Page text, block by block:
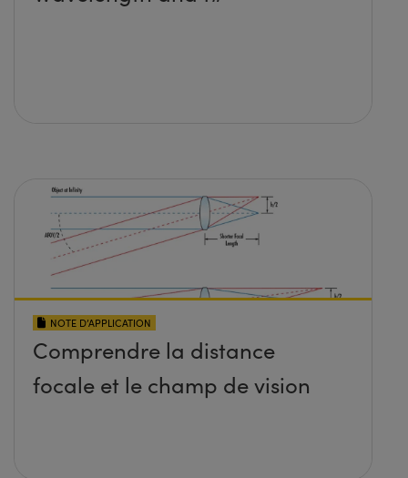
NOTE D’APPLICATION
Comprendre la distance
focale et le champ de vision